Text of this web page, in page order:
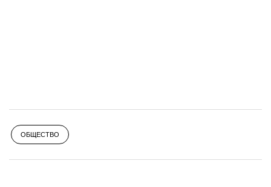
ОБЩЕСТВО